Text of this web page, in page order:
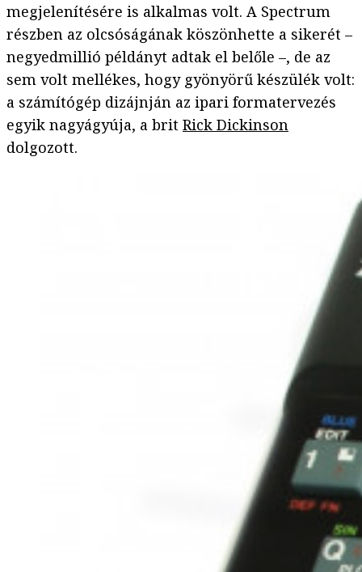
megjelenítésére is alkalmas volt. A Spectrum
részben az olcsóságának köszönhette a sikerét –
negyedmillió példányt adtak el belőle –, de az
sem volt mellékes, hogy gyönyörű készülék volt:
a számítógép dizájnján az ipari formatervezés
egyik nagyágyúja, a brit Rick Dickinson
dolgozott.